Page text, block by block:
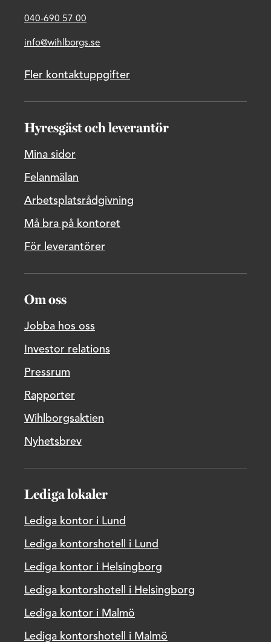
040-690 57 00
info@wihlborgs.se
Fler kontaktuppgifter
Hyresgäst och leverantör
Mina sidor
Felanmälan
Arbetsplatsrådgivning
Må bra på kontoret
För leverantörer
Om oss
Jobba hos oss
Investor relations
Pressrum
Rapporter
Wihlborgsaktien
Nyhetsbrev
Lediga lokaler
Lediga kontor i Lund
Lediga kontorshotell i Lund
Lediga kontor i Helsingborg
Lediga kontorshotell i Helsingborg
Lediga kontor i Malmö
Lediga kontorshotell i Malmö